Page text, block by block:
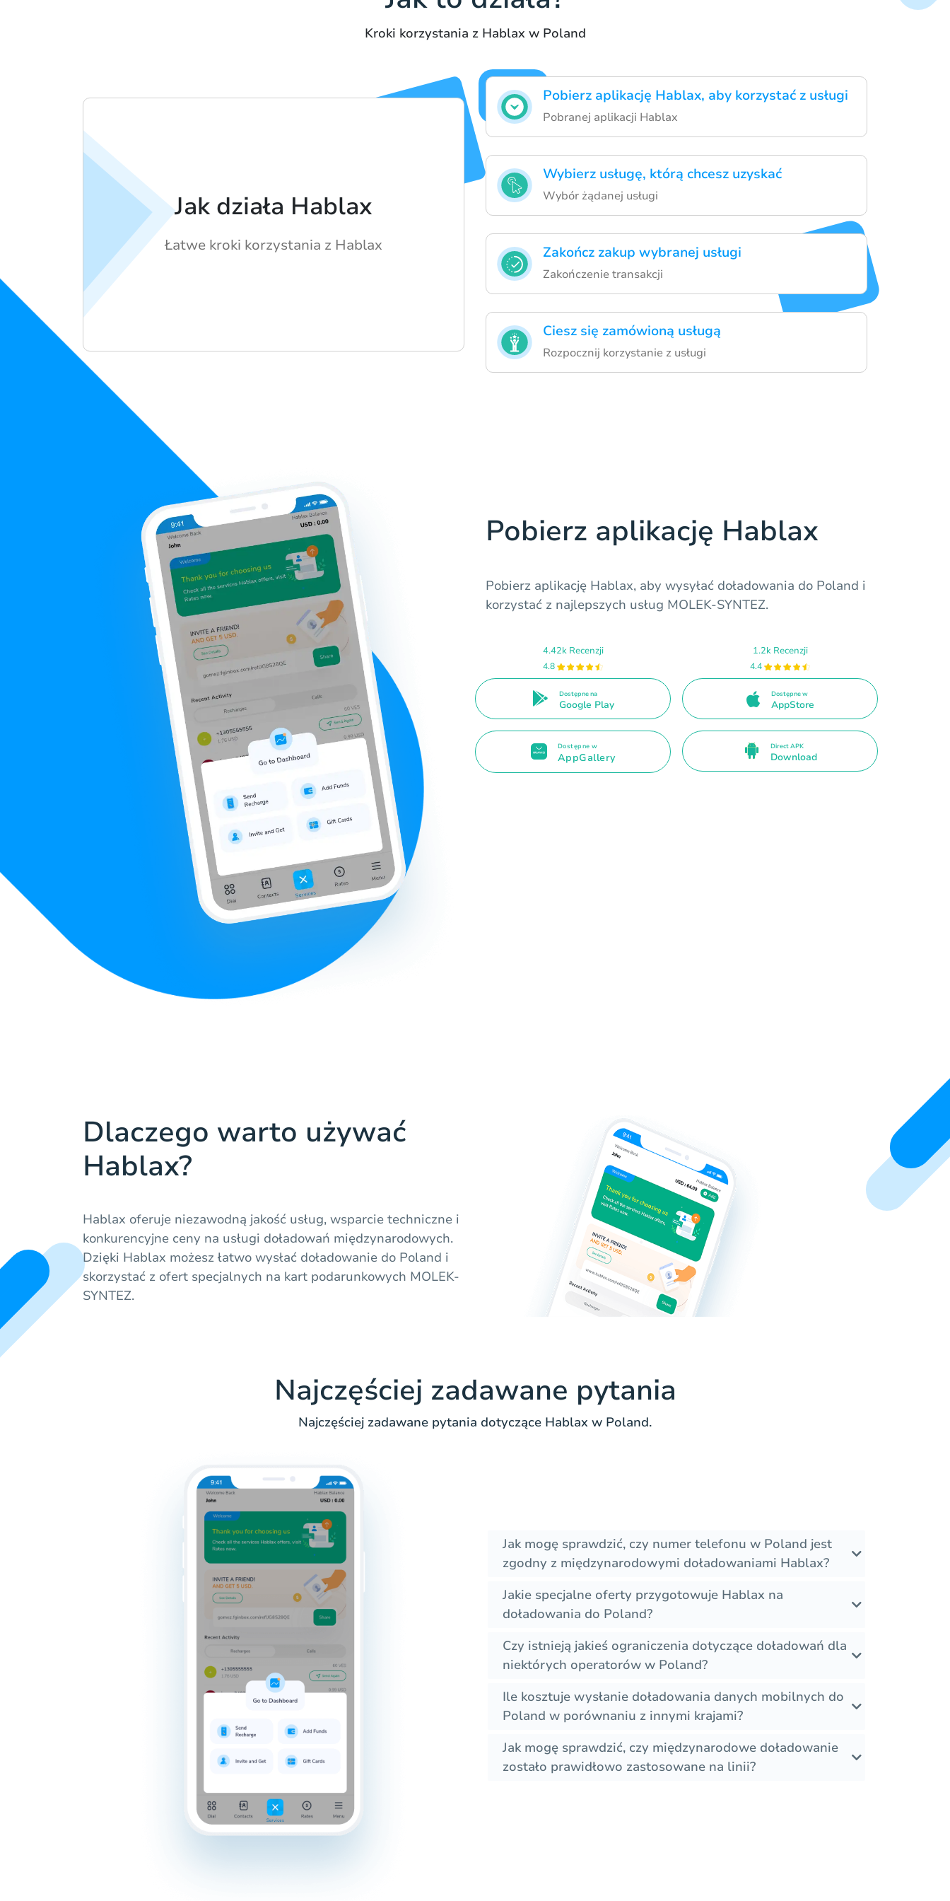
Kroki korzystania z Hablax w Poland
Pobierz aplikację Hablax, aby korzystać z usługi
Pobranej aplikacji Hablax
Wybierz usługę, którą chcesz uzyskać
Wybór żądanej usługi
Zakończ zakup wybranej usługi
Zakończenie transakcji
Ciesz się zamówioną usługą
Rozpocznij korzystanie z usługi
Jak działa Hablax
Łatwe kroki korzystania z Hablax
Pobierz aplikację Hablax
Pobierz aplikację Hablax, aby wysyłać doładowania do Poland i
korzystać z najlepszych usług MOLEK-SYNTEZ.
4.42k Recenzji
4.8
Dostępne na
Google Play
1.2k Recenzji
4.4
Dostępne w
AppStore
Dostępne w
AppGallery
Direct APK
Download
Dlaczego warto używać
Hablax?
Hablax oferuje niezawodną jakość usług, wsparcie techniczne i
konkurencyjne ceny na usługi doładowań międzynarodowych.
Dzięki Hablax możesz łatwo wysłać doładowanie do Poland i
skorzystać z ofert specjalnych na kart podarunkowych MOLEK-
SYNTEZ.
Najczęściej zadawane pytania
Najczęściej zadawane pytania dotyczące Hablax w Poland.
Jak mogę sprawdzić, czy numer telefonu w Poland jest
zgodny z międzynarodowymi doładowaniami Hablax?
Jakie specjalne oferty przygotowuje Hablax na
doładowania do Poland?
Czy istnieją jakieś ograniczenia dotyczące doładowań dla
niektórych operatorów w Poland?
Ile kosztuje wysłanie doładowania danych mobilnych do
Poland w porównaniu z innymi krajami?
Jak mogę sprawdzić, czy międzynarodowe doładowanie
zostało prawidłowo zastosowane na linii?